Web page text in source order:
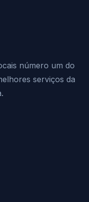
número um do
serviços da